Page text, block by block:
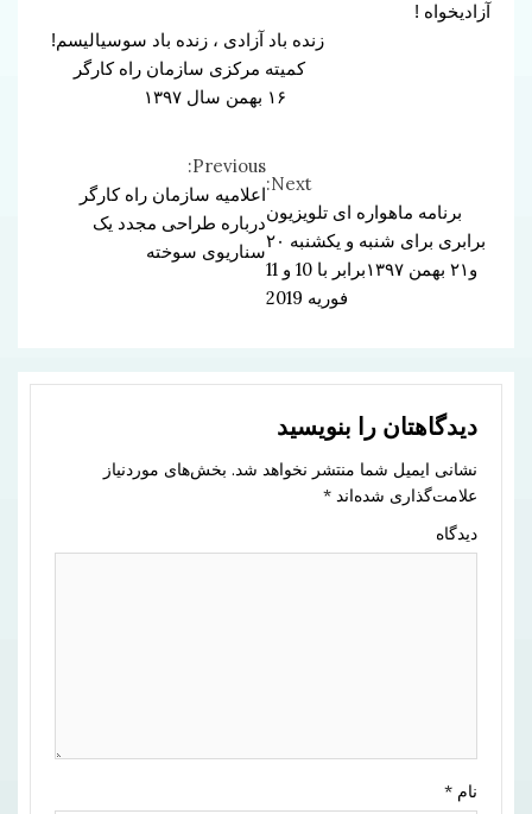
آزادیخواه !
زنده باد آزادی ، زنده باد سوسیالیسم!
کمیته مرکزی سازمان راه کارگر
Reading
Previous:
اعلامیه سازمان راه کارگر
درباره طراحی مجدد یک
سناریوی سوخته
Next:
برنامه ماهواره ای تلویزیون
برابری برای شنبه و یکشنبه ۲۰
و۲۱ بهمن ۱۳۹۷برابر با 10 و 11
فوریه 2019
دیدگاهتان را بنویسید
نشانی ایمیل شما منتشر نخواهد شد. بخش‌های موردنیاز
علامت‌گذاری شده‌اند *
دیدگاه
نام *